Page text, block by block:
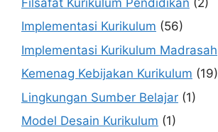
Implementasi Kurikulum (56)
Implementasi Kurikulum Madrasah
Kemenag Kebijakan Kurikulum (19)
Lingkungan Sumber Belajar (1)
Model Desain Kurikulum (1)